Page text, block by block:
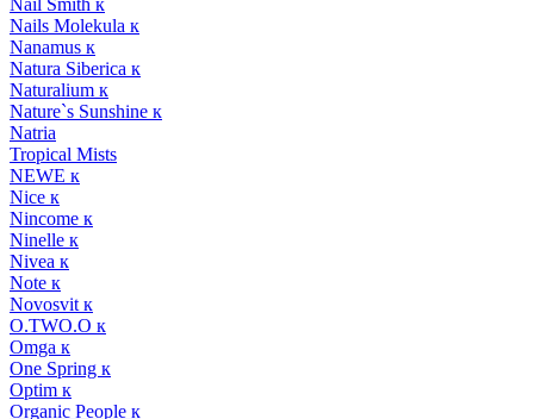
Nail Smith к
Nails Molekula к
Nanamus к
Natura Siberica к
Naturalium к
Nature`s Sunshine к
Natria
Tropical Mists
NEWE к
Nice к
Nincome к
Ninelle к
Nivea к
Note к
Novosvit к
O.TWO.O к
Omga к
One Spring к
Optim к
Organic People к